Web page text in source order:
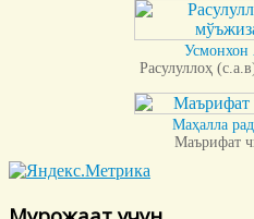
Усмонхон
Расулуллоҳ
Маҳалла
Маърифат